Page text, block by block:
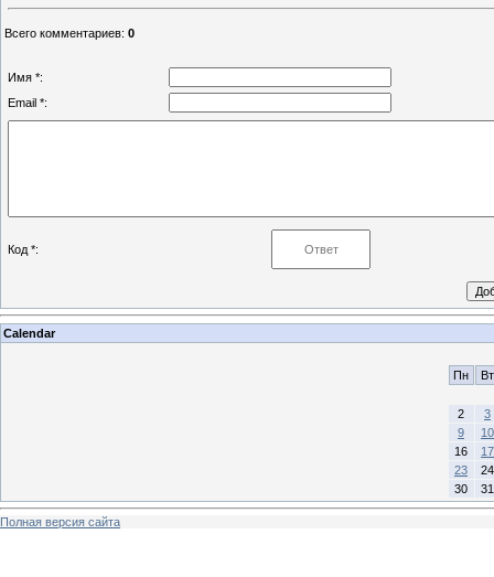
Всего комментариев: 0
Имя *:
Email *:
Код *:
Calendar
Пн Вт
2
3
9
10
16
17
23
24
30
31
Полная версия сайта